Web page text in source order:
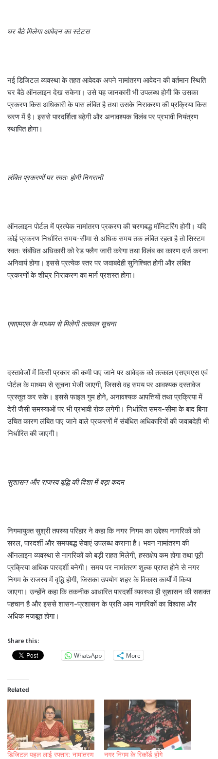
घर बैठे मिलेगा आवेदन का स्टेटस
नई डिजिटल व्यवस्था के तहत आवेदक अपने नामांतरण आवेदन की वर्तमान स्थिति
घर बैठे ऑनलाइन देख सकेगा। उसे यह जानकारी भी उपलब्ध होगी कि उसका
प्रकरण किस अधिकारी के पास लंबित है तथा उसके निराकरण की प्रक्रिया किस
चरण में है। इससे पारदर्शिता बढ़ेगी और अनावश्यक विलंब पर प्रभावी नियंत्रण
स्थापित होगा।
लंबित प्रकरणों पर स्वतः होगी निगरानी
ऑनलाइन पोर्टल में प्रत्येक नामांतरण प्रकरण की चरणबद्ध मॉनिटरिंग होगी। यदि
कोई प्रकरण निर्धारित समय-सीमा से अधिक समय तक लंबित रहता है तो सिस्टम
स्वतः संबंधित अधिकारी को रेड फ्लैग जारी करेगा तथा विलंब का कारण दर्ज करना
अनिवार्य होगा। इससे प्रत्येक स्तर पर जवाबदेही सुनिश्चित होगी और लंबित
प्रकरणों के शीघ्र निराकरण का मार्ग प्रशस्त होगा।
एसएमएस के माध्यम से मिलेगी तत्काल सूचना
दस्तावेजों में किसी प्रकार की कमी पाए जाने पर आवेदक को तत्काल एसएमएस एवं
पोर्टल के माध्यम से सूचना भेजी जाएगी, जिससे वह समय पर आवश्यक दस्तावेज
प्रस्तुत कर सके। इससे फाइल गुम होने, अनावश्यक आपत्तियों तथा प्रक्रिया में
देरी जैसी समस्याओं पर भी प्रभावी रोक लगेगी। निर्धारित समय-सीमा के बाद बिना
उचित कारण लंबित पाए जाने वाले प्रकरणों में संबंधित अधिकारियों की जवाबदेही भी
निर्धारित की जाएगी।
सुशासन और राजस्व वृद्धि की दिशा में बड़ा कदम
निगमायुक्त सुश्री तपस्या परिहार ने कहा कि नगर निगम का उद्देश्य नागरिकों को
सरल, पारदर्शी और समयबद्ध सेवाएं उपलब्ध कराना है। भवन नामांतरण की
ऑनलाइन व्यवस्था से नागरिकों को बड़ी राहत मिलेगी, हस्तक्षेप कम होगा तथा पूरी
प्रक्रिया अधिक पारदर्शी बनेगी। समय पर नामांतरण शुल्क प्राप्त होने से नगर
निगम के राजस्व में वृद्धि होगी, जिसका उपयोग शहर के विकास कार्यों में किया
जाएगा। उन्होंने कहा कि तकनीक आधारित पारदर्शी व्यवस्था ही सुशासन की सशक्त
पहचान है और इससे शासन-प्रशासन के प्रति आम नागरिकों का विश्वास और
अधिक मजबूत होगा।
Share this:
WhatsApp
More
Related
डिजिटल पहल लाई रफ्तार: नामांतरण
नगर निगम के रिकॉर्ड होंगे